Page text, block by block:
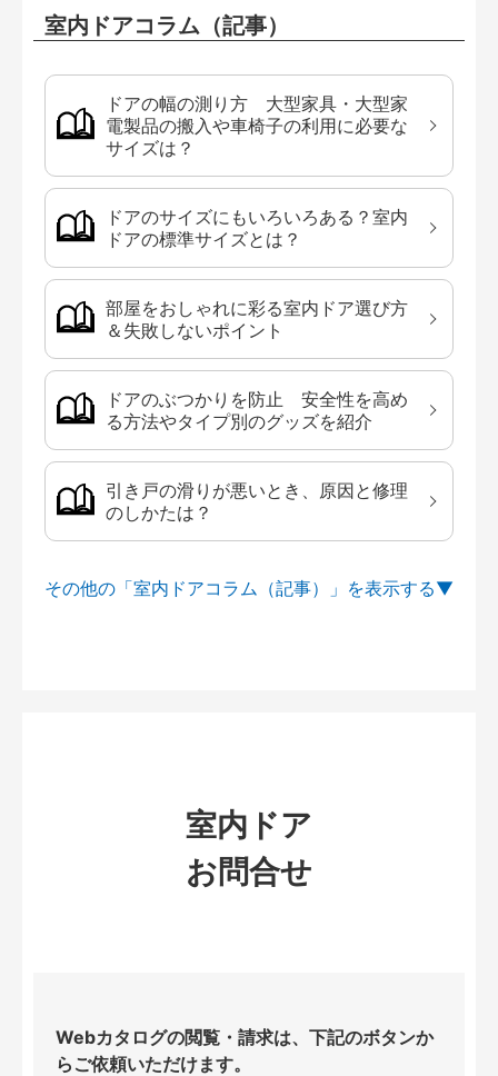
室内ドアコラム（記事）
ドアの幅の測り方 大型家具・大型家
電製品の搬入や車椅子の利用に必要な
サイズは？
ドアのサイズにもいろいろある？室内
ドアの標準サイズとは？
部屋をおしゃれに彩る室内ドア選び方
＆失敗しないポイント
ドアのぶつかりを防止 安全性を高め
る方法やタイプ別のグッズを紹介
引き戸の滑りが悪いとき、原因と修理
のしかたは？
その他の「室内ドアコラム（記事）」を
室内ドア
お問合せ
Webカタログの閲覧・請求は、下記のボタンか
らご依頼いただけます。